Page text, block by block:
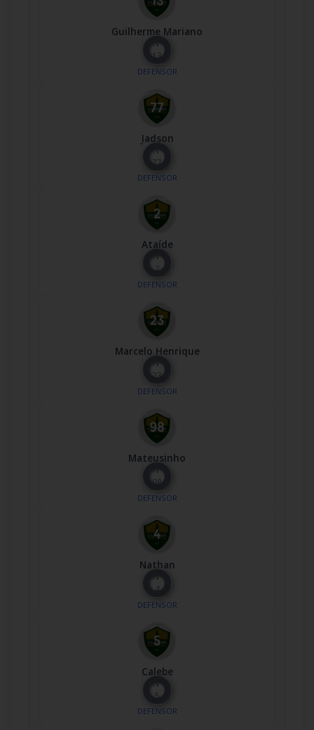
Guilherme Mariano
Nº
13
DEFENSOR
Jadson
Nº
77
DEFENSOR
Ataíde
Nº
2
DEFENSOR
Marcelo Henrique
Nº
23
DEFENSOR
Mateusinho
Nº
98
DEFENSOR
Nathan
Nº
4
DEFENSOR
Calebe
Nº
5
DEFENSOR